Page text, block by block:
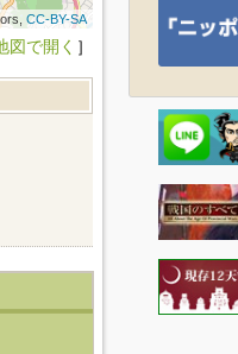
CC-BY-SA
図で開く ］